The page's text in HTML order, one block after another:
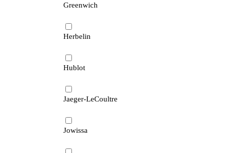
Greenwich
Herbelin
Hublot
Jaeger-LeCoultre
Jowissa